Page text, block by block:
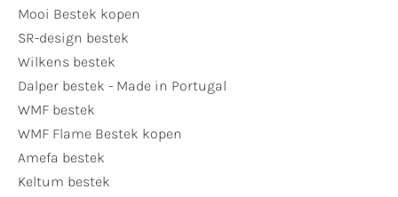
Mooi Bestek kopen
SR-design bestek
Wilkens bestek
Dalper bestek - Made in Portugal
WMF bestek
WMF Flame Bestek kopen
Amefa bestek
Keltum bestek